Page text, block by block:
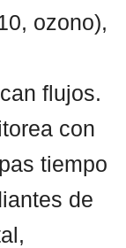
ozono),
flujos.
con
tiempo
de